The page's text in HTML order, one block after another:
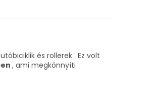
és rollerek . Ez volt
, ami megkönnyíti